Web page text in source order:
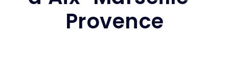
Provence